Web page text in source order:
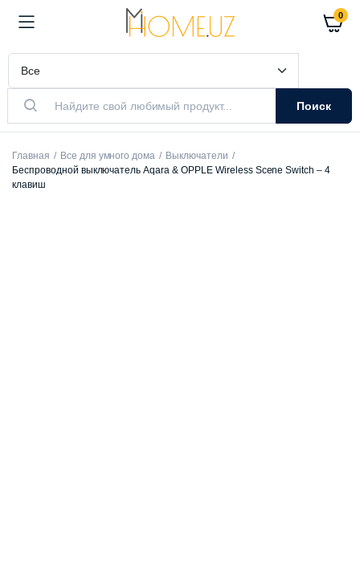
0
Поиск
Главная Все для умного дома
Выключатели
Беспроводной выключатель Aqara & OPPLE Wireless Scene Switch – 4
клавиш